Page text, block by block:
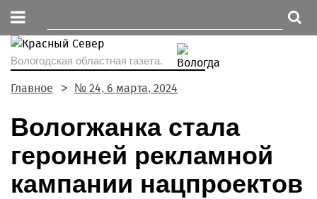
Вологодская областная газета.
Главное № 24, 6 марта, 2024
Вологжанка стала
героиней рекламной
кампании нацпроектов